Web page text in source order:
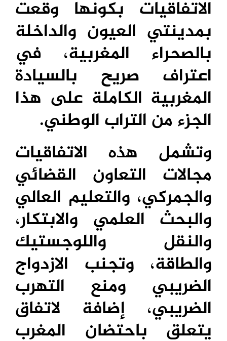
الاتفاقيات بكونها وقعت
بمدينتي العيون والداخلة
بالصحراء المغربية، في
اعتراف صريح بالسيادة
المغربية الكاملة على هذا
الجزء من التراب الوطني.
وتشمل هذه الاتفاقيات
مجالات التعاون القضائي
والجمركي، والتعليم العالي
والبحث العلمي والابتكار،
والنقل واللوجستيك
والطاقة، وتجنب الازدواج
الضريبي ومنع التهرب
الضريبي، إضافة لاتفاق
يتعلق باحتضان المغرب